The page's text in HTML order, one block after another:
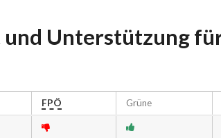
Unterstützung
FPÖ Grüne